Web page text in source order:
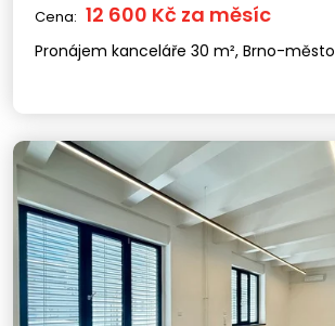
Cena: 12 600 Kč za měsíc
Pronájem kanceláře 30 m², Brno-město